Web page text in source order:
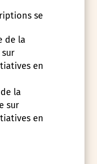
se
de la
en
la
sur
en